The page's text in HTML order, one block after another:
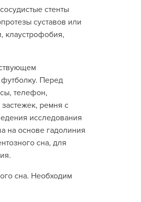
стенты
суставов или
клаустрофобия,
Перед
телефон,
ремня с
исследования
на основе гадолиния
сна, для
сна. Необходим